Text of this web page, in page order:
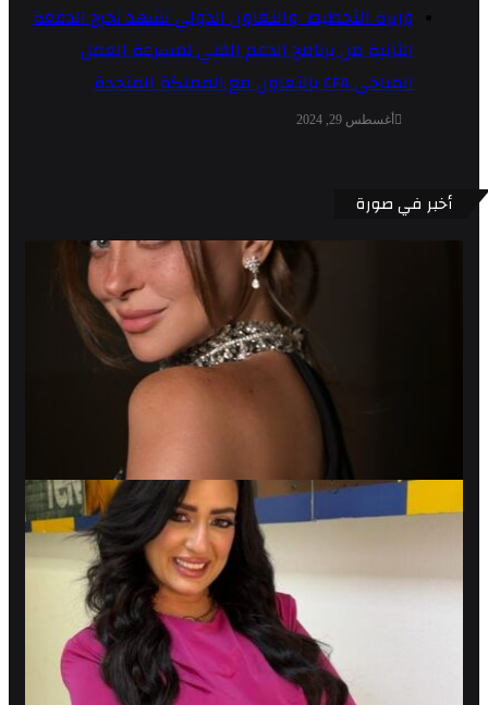
وزيرة التخطيط والتعاون الدولي تشهد تخرج الدفعة
الثانية من برنامج الدعم الفني لمسرعة العمل
المناخي CFA بالتعاون مع المملكة المتحدة
أغسطس 29, 2024
أخبر في صورة